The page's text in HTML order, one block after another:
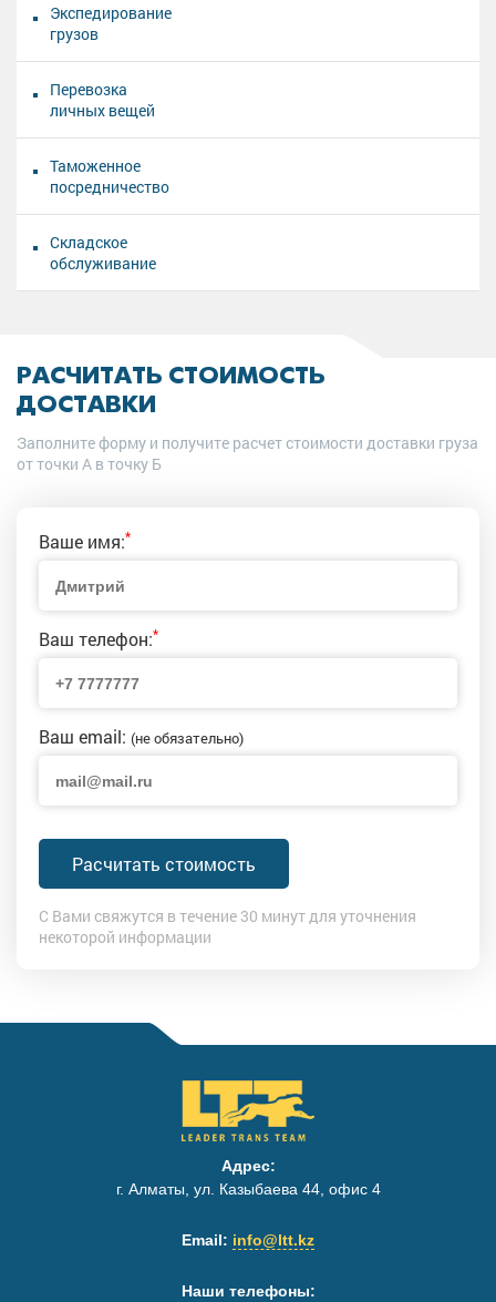
Экспедирование
грузов
Перевозка
личных вещей
Таможенное
посредничество
Складское
обслуживание
РАСЧИТАТЬ СТОИМОСТЬ
ДОСТАВКИ
Заполните форму и получите расчет стоимости доставки груза
от точки А в точку Б
Ваше имя:*
Ваш телефон:*
Ваш email: (не обязательно)
Расчитать стоимость
С Вами свяжутся в течение 30 минут для уточнения
некоторой информации
Адрес:
г. Алматы, ул. Казыбаева 44, офис 4
Email: info@ltt.kz
Наши телефоны: